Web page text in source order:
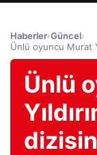
Haberler›Güncel›
Ünlü oyuncu Murat
Ünlü